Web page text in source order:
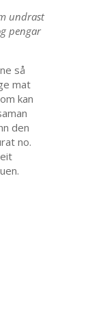
undrast
pengar
så
mat
kan
den
no.